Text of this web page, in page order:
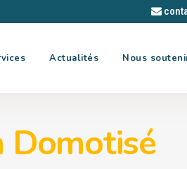
Actualités Nous
Domotisé